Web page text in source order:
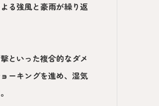
る強風と豪雨が繰り返
といった複合的なダメ
ーキングを進め、湿気